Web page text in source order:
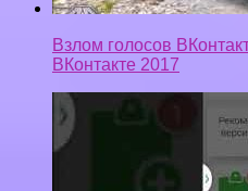
Взлом голосов
ВКонтакте 2017